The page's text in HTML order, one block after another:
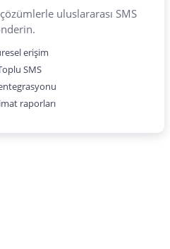
uluslararası SMS
erişim
SMS
raporları